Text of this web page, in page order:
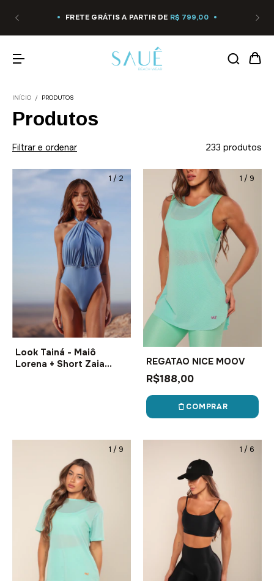
FRETE GRÁTIS A PARTIR DE R$ 799,00
INÍCIO / PRODUTOS
Produtos
Filtrar e ordenar 233 produtos
1 / 2
Look Tainá - Maiô
Lorena + Short Zaia
1 / 9
REGATAO NICE MOOV
R$188,00
COMPRAR
1 / 9 1 / 6